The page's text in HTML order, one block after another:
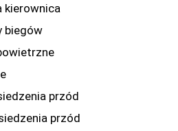
kierownica
biegów
przód
przód